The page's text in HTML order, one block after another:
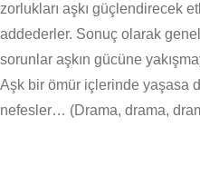
zorlukları aşkı güçlendirecek
addederler. Sonuç olarak
sorunlar aşkın gücüne
Aşk bir ömür içlerinde yaşasa
nefesler… (Drama, drama,